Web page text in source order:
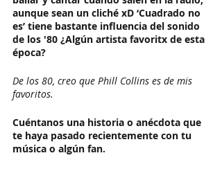
aunque sean un cliché xD ‘Cuadrado no
es’ tiene bastante influencia del sonido
de los '80 ¿Algún artista favoritx de esta
época?
De los 80, creo que Phill Collins es de mis
favoritos.
Cuéntanos una historia o anécdota que
te haya pasado recientemente con tu
música o algún fan.